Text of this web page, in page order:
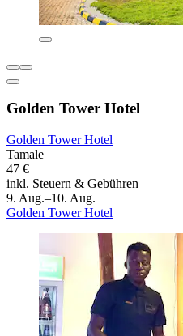
Golden Tower Hotel
Golden Tower Hotel
Tamale
47 €
inkl. Steuern & Gebühren
9. Aug.–10. Aug.
Golden Tower Hotel